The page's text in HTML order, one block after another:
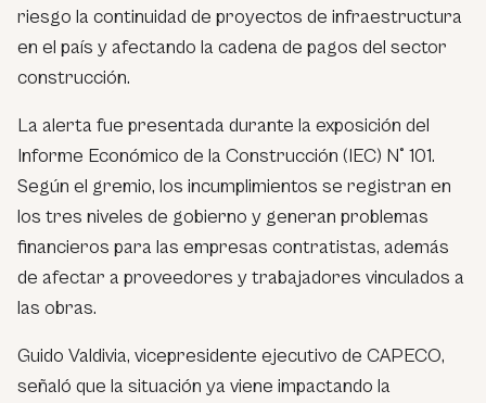
riesgo la continuidad de proyectos de infraestructura
en el país y afectando la cadena de pagos del sector
construcción.
La alerta fue presentada durante la exposición del
Informe Económico de la Construcción (IEC) N° 101.
Según el gremio, los incumplimientos se registran en
los tres niveles de gobierno y generan problemas
financieros para las empresas contratistas, además
de afectar a proveedores y trabajadores vinculados a
las obras.
Guido Valdivia, vicepresidente ejecutivo de CAPECO,
señaló que la situación ya viene impactando la